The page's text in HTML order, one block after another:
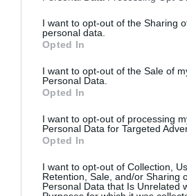
I want to opt-out of the Sharing
personal data.
Opted In
I want to opt-out of the Sale of
Personal Data.
Opted In
I want to opt-out of processing
Personal Data for Targeted
Opted In
I want to opt-out of Collection,
Retention, Sale, and/or Sharing
Personal Data that Is Unrelated
ΜΟΥΣΙΚΗ / ΜΟΥΣΙΚΑ ΝΕΑ
Συναυλία –
Αφιέρωμα στον
Μπιθικώτση στο
Καλλιμάρμαρο